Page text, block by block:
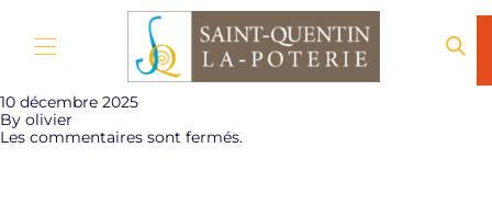
10 décembre 2025
By olivier
Les commentaires sont fermés.